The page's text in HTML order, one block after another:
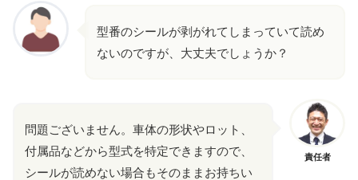
型番のシールが剥がれてしまっていて読め
ないのですが、大丈夫でしょうか？
責任者
問題ございません。車体の形状やロット、
付属品などから型式を特定できますので、
シールが読めない場合もそのままお持ちい